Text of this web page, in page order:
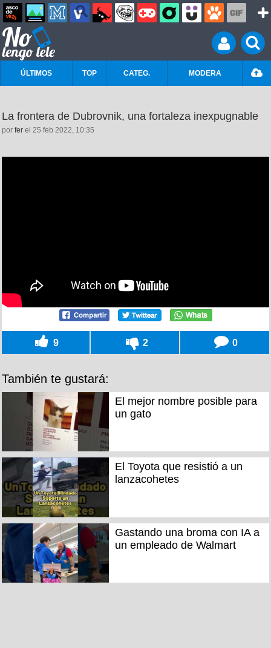
ÚLTIMOS TOP CATEG. MODERA
La frontera de Dubrovnik, una fortaleza inexpugnable
por fer el 25 feb 2022, 10:35
9 2 0
También te gustará:
El mejor nombre posible para
un gato
El Toyota que resistió a un
lanzacohetes
Gastando una broma con IA a
un empleado de Walmart